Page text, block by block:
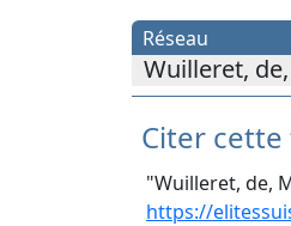
Réseau
Wuilleret,
Citer cette
"Wuilleret, de,
https://